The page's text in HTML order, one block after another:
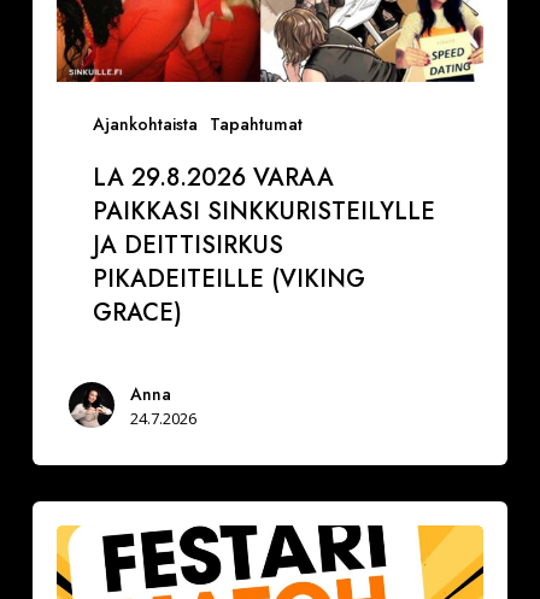
Ajankohtaista Tapahtumat
LA 29.8.2026 VARAA
PAIKKASI SINKKURISTEILYLLE
JA DEITTISIRKUS
PIKADEITEILLE (VIKING
GRACE)
Anna
24.7.2026
Festarimatch
Deittisirkus